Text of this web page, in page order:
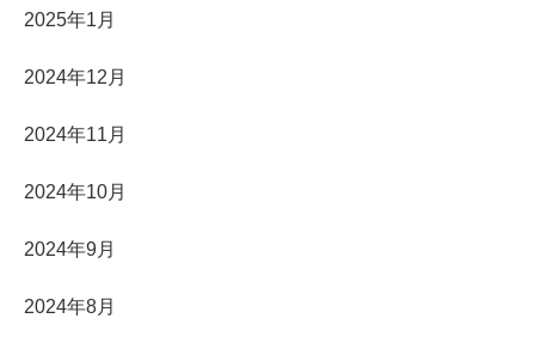
2025年1月
2024年12月
2024年11月
2024年10月
2024年9月
2024年8月